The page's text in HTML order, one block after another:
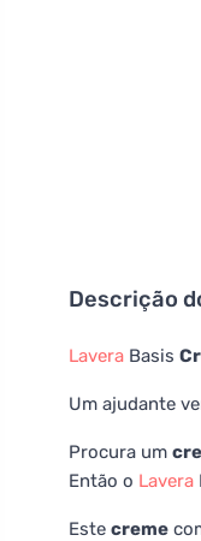
Descrição
Lavera Basis
Um ajudante
Procura um
Então o Lavera
Este creme